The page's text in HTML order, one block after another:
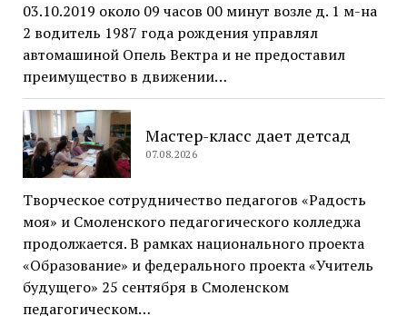
03.10.2019 около 09 часов 00 минут возле д. 1 м-на
2 водитель 1987 года рождения управлял
автомашиной Опель Вектра и не предоставил
преимущество в движении…
Мастер-класс дает детсад
07.08.2026
Творческое сотрудничество педагогов «Радость
моя» и Смоленского педагогического колледжа
продолжается. В рамках национального проекта
«Образование» и федерального проекта «Учитель
будущего» 25 сентября в Смоленском
педагогическом…